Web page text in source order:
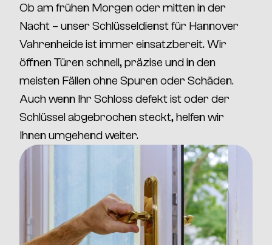
Ob am frühen Morgen oder mitten in der
Nacht – unser Schlüsseldienst für Hannover
Vahrenheide ist immer einsatzbereit. Wir
öffnen Türen schnell, präzise und in den
meisten Fällenohne Spuren oder Schäden.
Auch wenn Ihr Schloss defekt ist oder der
Schlüssel abgebrochen steckt, helfen wir
Ihnen umgehend weiter.